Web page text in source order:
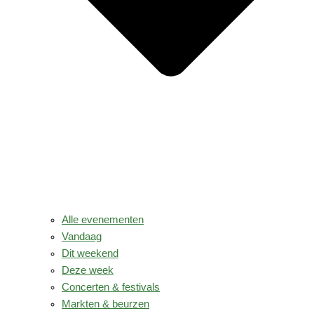
Alle evenementen
Vandaag
Dit weekend
Deze week
Concerten & festivals
Markten & beurzen